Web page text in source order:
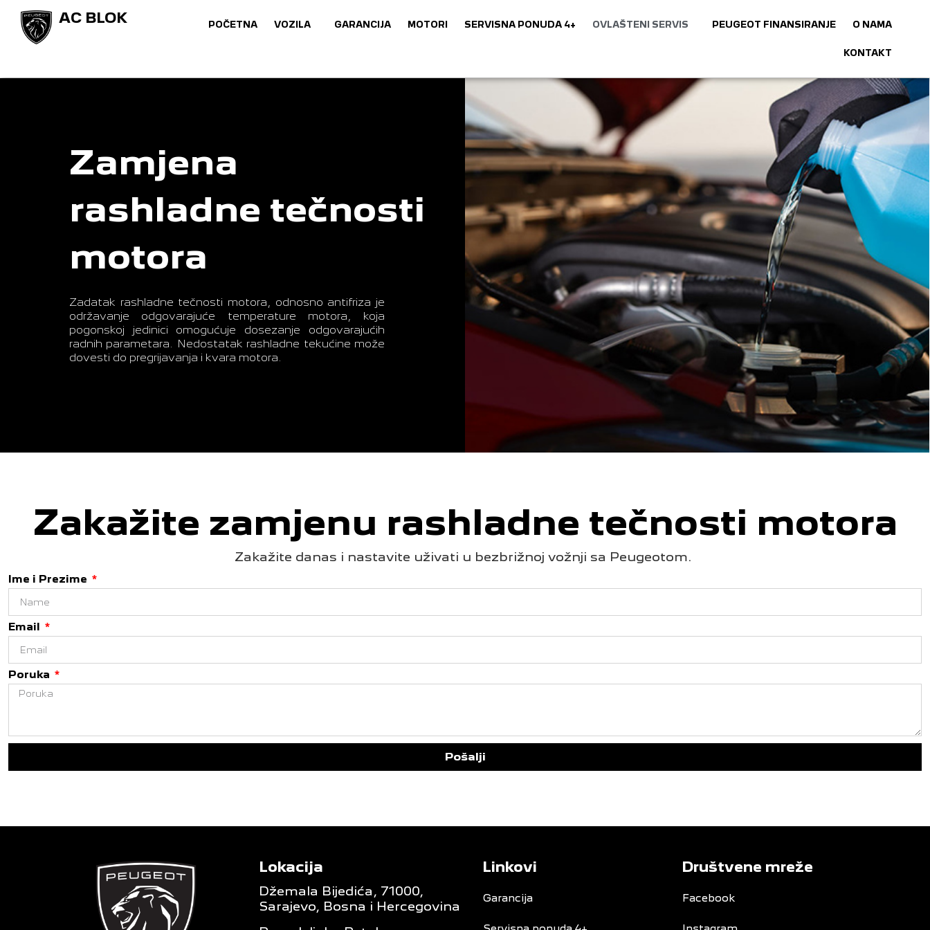
AC BLOK POČETNA VOZILA GARANCIJA MOTORI SERVISNA PONUDA 4+ OVLAŠTENI SERVIS PEUGEOT FINANSIRANJE O NAMA
KONTAKT
Zamjena
rashladne tečnosti
motora
Zadatak rashladne tečnosti motora, odnosno antifriza je
održavanje odgovarajuće temperature motora, koja
pogonskoj jedinici omogućuje dosezanje odgovarajućih
radnih parametara. Nedostatak rashladne tekućine može
dovesti do pregrijavanja i kvara motora.
Zakažite zamjenu rashladne tečnosti motora
Zakažite danas i nastavite uživati u bezbrižnoj vožnji sa Peugeotom.
Ime i Prezime
Email
Poruka
Pošalji
Lokacija
Džemala Bijedića, 71000,
Sarajevo, Bosna i Hercegovina
Linkovi
Garancija
Društvene mreže
Facebook